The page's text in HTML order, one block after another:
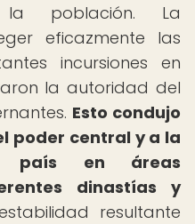
la población. La
eficazmente las
incursiones en
la autoridad del
Esto condujo
poder central y a la
país en áreas
dinastías y
resultante